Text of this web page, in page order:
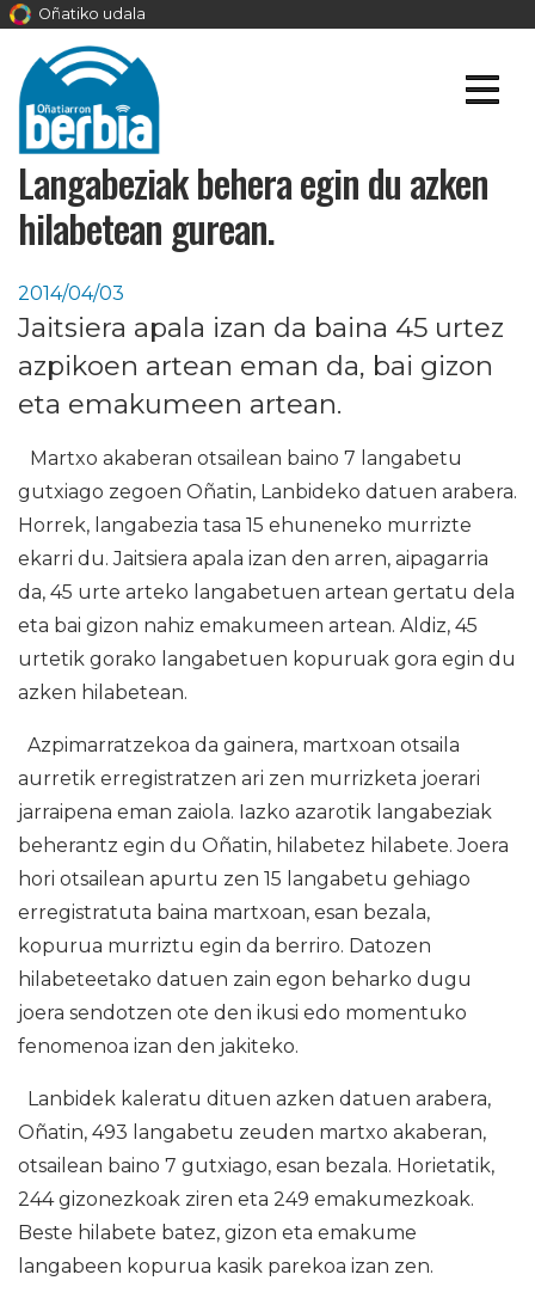
Oñatiko udala
Langabeziak behera egin du azken
hilabetean gurean.
2014/04/03
Jaitsiera apala izan da baina 45 urtez
azpikoen artean eman da, bai gizon
eta emakumeen artean.
Martxo akaberan otsailean baino 7 langabetu
gutxiago zegoen Oñatin, Lanbideko datuen arabera.
Horrek, langabezia tasa 15 ehuneneko murrizte
ekarri du. Jaitsiera apala izan den arren, aipagarria
da, 45 urte arteko langabetuen artean gertatu dela
eta bai gizon nahiz emakumeen artean. Aldiz, 45
urtetik gorako langabetuen kopuruak gora egin du
azken hilabetean.
Azpimarratzekoa da gainera, martxoan otsaila
aurretik erregistratzen ari zen murrizketa joerari
jarraipena eman zaiola. Iazko azarotik langabeziak
beherantz egin du Oñatin, hilabetez hilabete. Joera
hori otsailean apurtu zen 15 langabetu gehiago
erregistratuta baina martxoan, esan bezala,
kopurua murriztu egin da berriro. Datozen
hilabeteetako datuen zain egon beharko dugu
joera sendotzen ote den ikusi edo momentuko
fenomenoa izan den jakiteko.
Lanbidek kaleratu dituen azken datuen arabera,
Oñatin, 493 langabetu zeuden martxo akaberan,
otsailean baino 7 gutxiago, esan bezala. Horietatik,
244 gizonezkoak ziren eta 249 emakumezkoak.
Beste hilabete batez, gizon eta emakume
langabeen kopurua kasik parekoa izan zen.